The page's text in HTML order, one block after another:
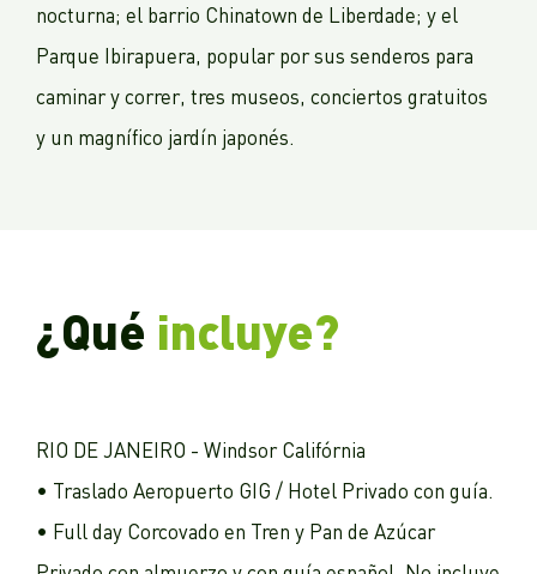
nocturna; el barrio Chinatown de Liberdade; y el
Parque Ibirapuera, popular por sus senderos para
caminar y correr, tres museos, conciertos gratuitos
y un magnífico jardín japonés.
¿Qué incluye?
RIO DE JANEIRO - Windsor Califórnia
• Traslado Aeropuerto GIG / Hotel Privado con guía.
• Full day Corcovado en Tren y Pan de Azúcar